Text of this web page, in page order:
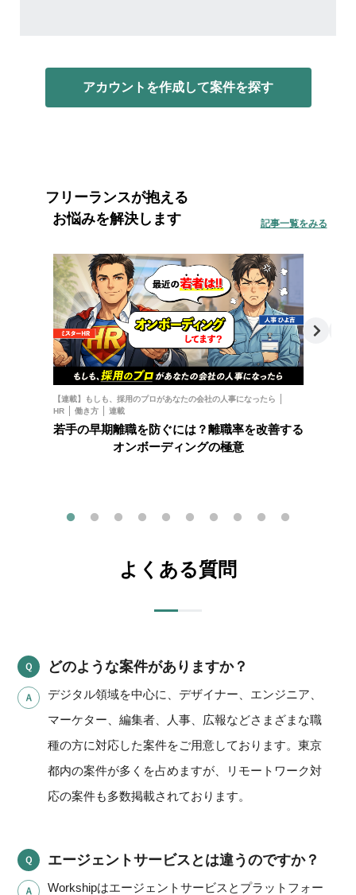
アカウントを作成して案件を探す
フリーランスが抱える
お悩みを解決します
【連載】もしも、採用のプロがあなたの会社の人事になったら
HR
働き方 連載
若手の早期離職を防ぐには？離職率を改善する
オンボーディングの極意
記事一覧をみる
よくある質問
どのような案件がありますか？
デジタル領域を中心に、デザイナー、エンジニア、
マーケター、編集者、人事、広報などさまざまな職
種の方に対応した案件をご用意しております。東京
都内の案件が多くを占めますが、リモートワーク対
応の案件も多数掲載されております。
エージェントサービスとは違うのですか？
Workshipはエージェントサービスとプラットフォー